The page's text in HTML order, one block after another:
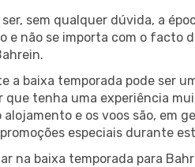
sem qualquer dúvida, a
e não se importa com o
a baixa temporada pode ser
que tenha uma experiência
alojamento e os voos são, em
especiais durante
na baixa temporada para